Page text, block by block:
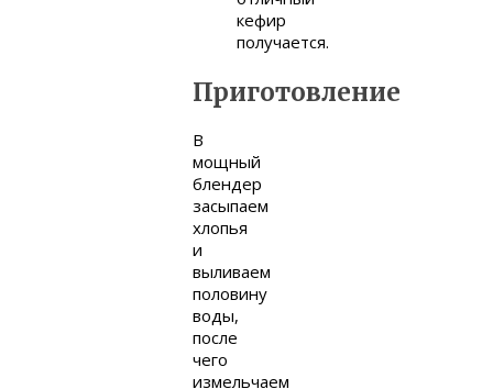
кефир
получается.
Приготовление
В
мощный
блендер
засыпаем
хлопья
и
выливаем
половину
воды,
после
чего
измельчаем